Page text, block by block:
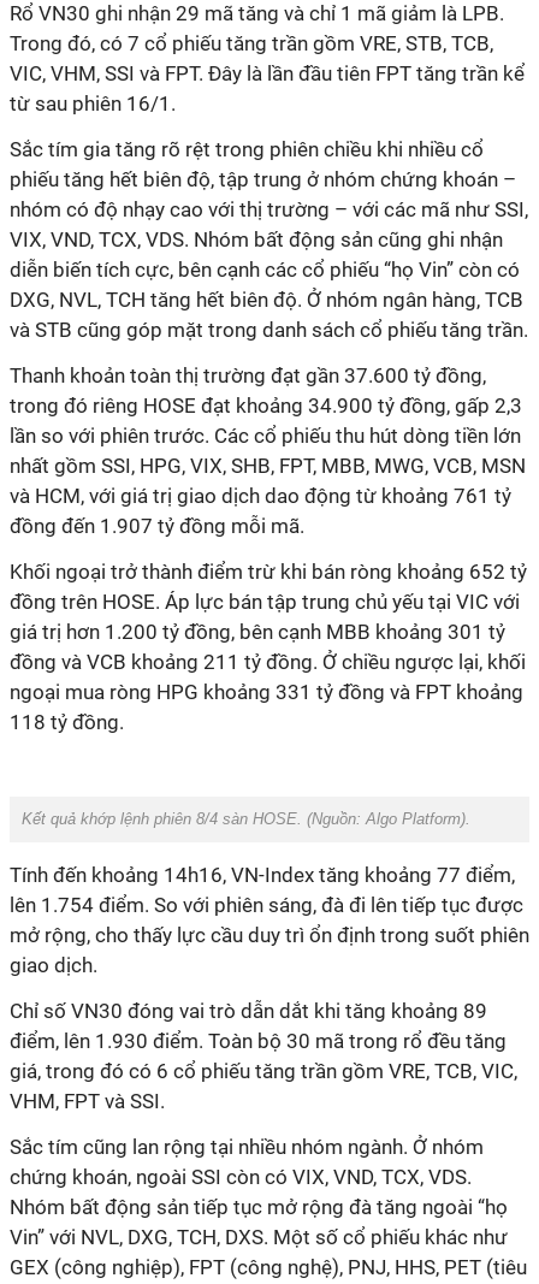
Rổ VN30 ghi nhận 29 mã tăng và chỉ 1 mã giảm là LPB.
Trong đó, có 7 cổ phiếu tăng trần gồm VRE, STB, TCB,
VIC, VHM, SSI và FPT. Đây là lần đầu tiên FPT tăng trần kể
từ sau phiên 16/1.
Sắc tím gia tăng rõ rệt trong phiên chiều khi nhiều cổ
phiếu tăng hết biên độ, tập trung ở nhóm chứng khoán –
nhóm có độ nhạy cao với thị trường – với các mã như SSI,
VIX, VND, TCX, VDS. Nhóm bất động sản cũng ghi nhận
diễn biến tích cực, bên cạnh các cổ phiếu “họ Vin” còn có
DXG, NVL, TCH tăng hết biên độ. Ở nhóm ngân hàng, TCB
và STB cũng góp mặt trong danh sách cổ phiếu tăng trần.
Thanh khoản toàn thị trường đạt gần 37.600 tỷ đồng,
trong đó riêng HOSE đạt khoảng 34.900 tỷ đồng, gấp 2,3
lần so với phiên trước. Các cổ phiếu thu hút dòng tiền lớn
nhất gồm SSI, HPG, VIX, SHB, FPT, MBB, MWG, VCB, MSN
và HCM, với giá trị giao dịch dao động từ khoảng 761 tỷ
đồng đến 1.907 tỷ đồng mỗi mã.
Khối ngoại trở thành điểm trừ khi bán ròng khoảng 652 tỷ
đồng trên HOSE. Áp lực bán tập trung chủ yếu tại VIC với
giá trị hơn 1.200 tỷ đồng, bên cạnh MBB khoảng 301 tỷ
đồng và VCB khoảng 211 tỷ đồng. Ở chiều ngược lại, khối
ngoại mua ròng HPG khoảng 331 tỷ đồng và FPT khoảng
118 tỷ đồng.
Kết quả khớp lệnh phiên 8/4 sàn HOSE. (Nguồn:Algo Platform).
Tính đến khoảng 14h16, VN-Index tăng khoảng 77 điểm,
lên 1.754 điểm. So với phiên sáng, đà đi lên tiếp tục được
mở rộng, cho thấy lực cầu duy trì ổn định trong suốt phiên
giao dịch.
Chỉ số VN30 đóng vai trò dẫn dắt khi tăng khoảng 89
điểm, lên 1.930 điểm. Toàn bộ 30 mã trong rổ đều tăng
giá, trong đó có 6 cổ phiếu tăng trần gồm VRE, TCB, VIC,
VHM, FPT và SSI.
Sắc tím cũng lan rộng tại nhiều nhóm ngành. Ở nhóm
chứng khoán, ngoài SSI còn có VIX, VND, TCX, VDS.
Nhóm bất động sản tiếp tục mở rộng đà tăng ngoài “họ
Vin” với NVL, DXG, TCH, DXS. Một số cổ phiếu khác như
GEX (công nghiệp), FPT (công nghệ), PNJ, HHS, PET (tiêu